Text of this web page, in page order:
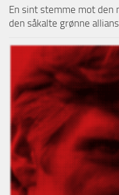
En sint stemme mot den
den såkalte grønne